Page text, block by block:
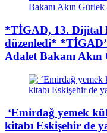
*TİGAD, 13. Dijital
düzenledi*
Adalet Bakanı Akın
‘Emirdağ yemek
kitabı Eskişehir de